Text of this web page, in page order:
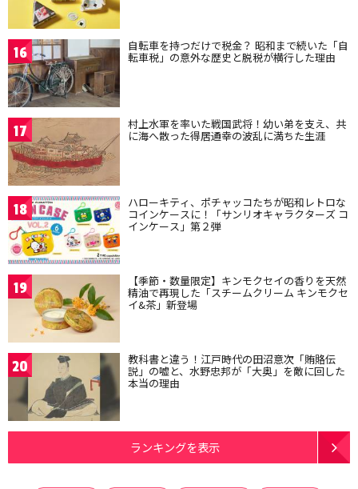
16 自転車を持つだけで税金？ 昭和まで続いた「自
転車税」の意外な歴史と脱税が横行した理由
17 村上水軍を率いた戦国武将！幼い弟を支え、共
に海へ散った得居通幸の波乱に満ちた生涯
18 ハローキティ、ポチャッコたちが昭和レトロな
コインケースに！「サンリオキャラクターズ コ
インケース」第２弾
19 【季節・数量限定】キンモクセイの香りを天然
精油で再現した「スチームクリーム キンモクセ
イ&茶」新登場
20 教科書と違う！江戸時代の田沼意次「賄賂伝
説」の嘘と、水野忠邦が「大奥」を敵に回した
本当の理由
ランキングを表示